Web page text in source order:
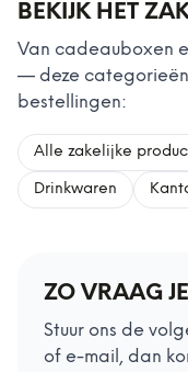
BEKIJK HET
Van cadeauboxen
— deze categorieën
bestellingen:
Alle zakelijke
Drinkwaren
ZO VRAAG
Stuur ons de
of e-mail, dan